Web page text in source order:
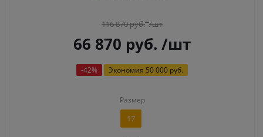
116 870руб. /шт
66 870 руб. /шт
-42% Экономия 50 000 руб.
Размер
17